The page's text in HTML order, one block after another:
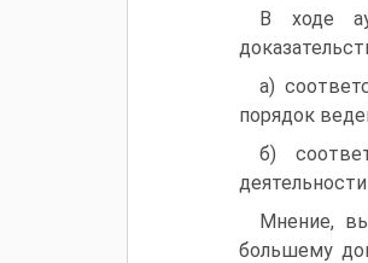
В ходе
а)
порядок
б)
Мнение,
большему